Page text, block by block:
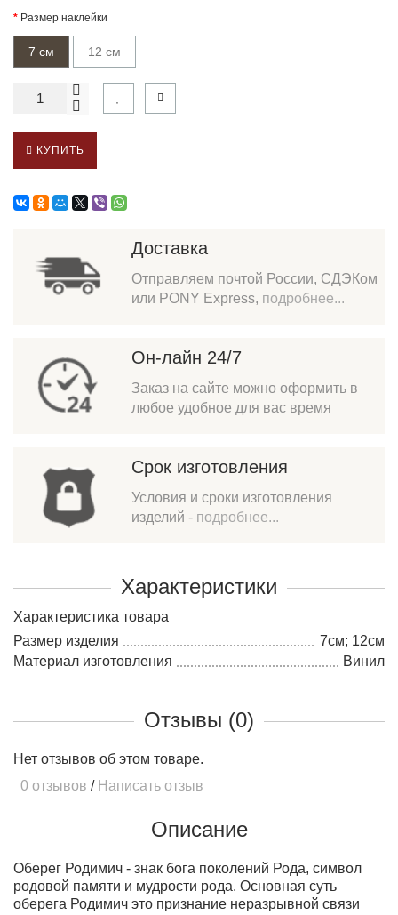
Размер наклейки
7 см 12 см
КУПИТЬ
Доставка
Отправляем почтой России, СДЭКом
или PONY Express, подробнее...
Он-лайн 24/7
Заказ на сайте можно оформить в
любое удобное для вас время
Срок изготовления
Условия и сроки изготовления
изделий - подробнее...
Характеристики
Характеристика товара
Размер изделия
7см; 12см
Материал изготовления
Винил
Отзывы (0)
Нет отзывов об этом товаре.
0 отзывов / Написать отзыв
Описание
Оберег Родимич - знак бога поколений Рода, символ
родовой памяти и мудрости рода. Основная суть
оберега Родимич это признание неразрывной связи